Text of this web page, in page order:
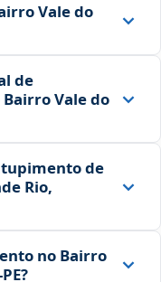
Vale do
de
Vale do
de
Rio,
no Bairro